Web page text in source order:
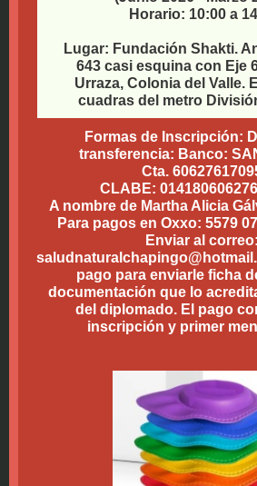
Horario: 10:00 a
Lugar: Fundación Shakti.
643 casi esquina con Eje
Urraza, Colonia del Valle.
cuadras del metro
Formas de Inscripción:
transferencia: Banco:
Cta.
CLABE:
A nombre de Martha Alicia
Para pagos en Oxxo: 5579
Enviar al correo:
pago para enviarle ficha
documentación que lo
del diplomado. El pago
inscripción y primer